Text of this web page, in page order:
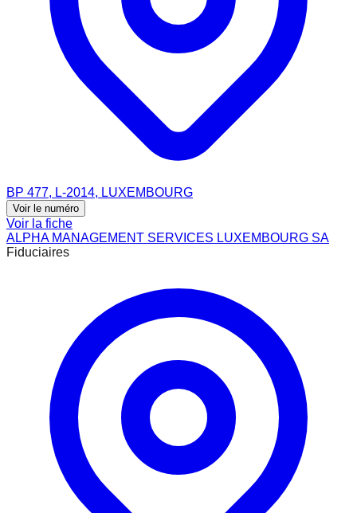
BP 477, L-2014, LUXEMBOURG
Voir le numéro
Voir la fiche
ALPHA MANAGEMENT SERVICES LUXEMBOURG SA
Fiduciaires